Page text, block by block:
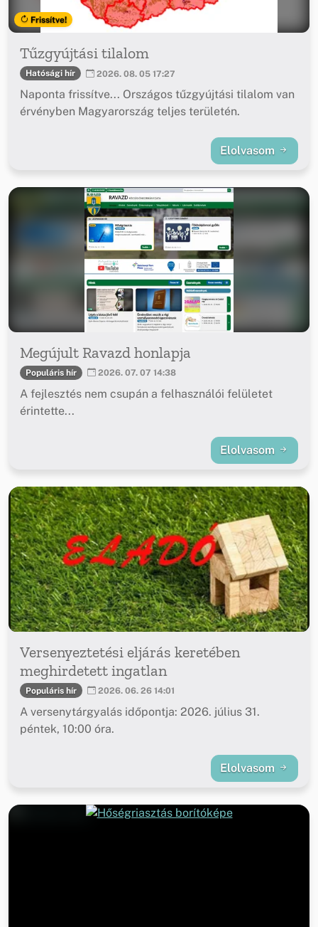
Frissítve!
Tűzgyújtási tilalom
Hatósági hír 2026. 08. 05 17:27
Naponta frissítve... Országos tűzgyújtási tilalom van
érvényben Magyarország teljes területén.
Elolvasom
Megújult Ravazd honlapja
Populáris hír 2026. 07. 07 14:38
A fejlesztés nem csupán a felhasználói felületet
érintette...
Elolvasom
Versenyeztetési eljárás keretében
meghirdetett ingatlan
Populáris hír 2026. 06. 26 14:01
A versenytárgyalás időpontja: 2026. július 31.
péntek, 10:00 óra.
Elolvasom